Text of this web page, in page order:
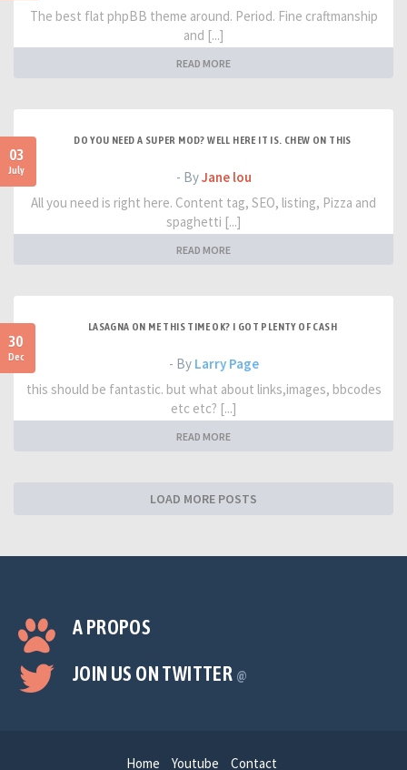
The best flat phpBB theme around. Period. Fine craftmanship
and [...]
READ MORE
03
July
DO YOU NEED A SUPER MOD? WELL HERE IT IS. CHEW ON THIS
- ByJane lou
All you need is right here. Content tag, SEO, listing, Pizza and
spaghetti [...]
READ MORE
30
Dec
LASAGNA ON ME THIS TIME OK? I GOT PLENTY OF CASH
- By Larry Page
this should be fantastic. but what about links,images, bbcodes
etc etc? [...]
READ MORE
LOAD MORE POSTS
A PROPOS
JOIN US ON TWITTER @
Home Youtube Contact